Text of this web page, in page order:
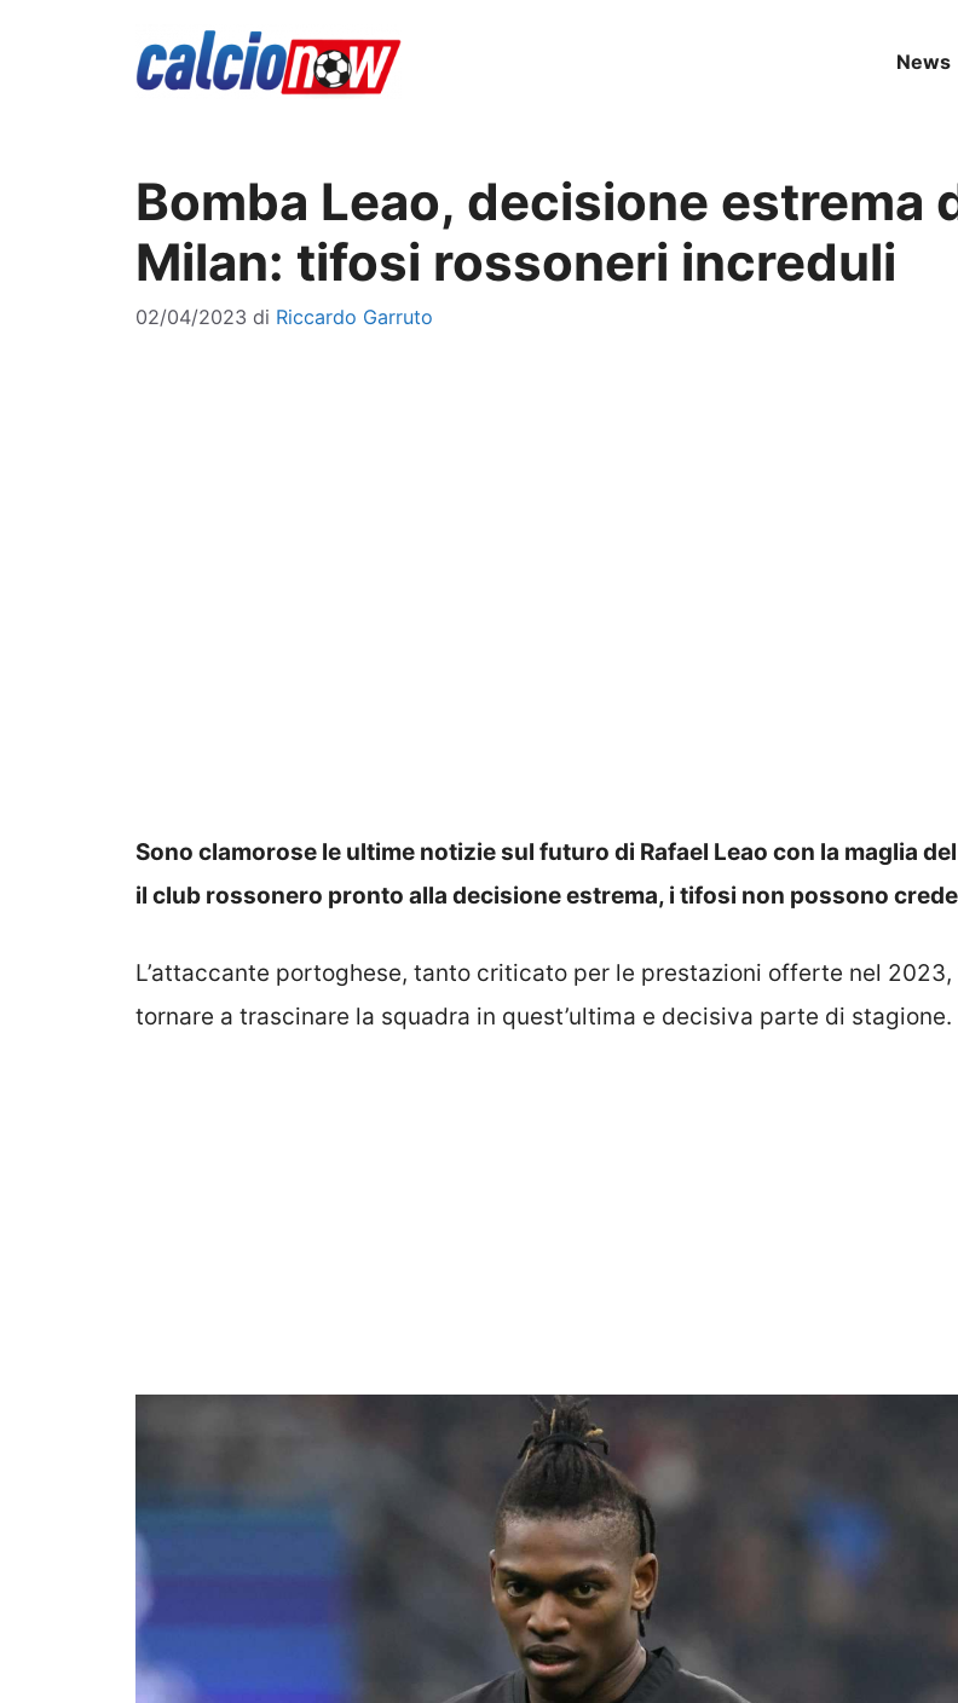
News
Bomba Leao, decisione estrema
Milan: tifosi rossoneri increduli
02/04/2023 di Riccardo Garruto
Sono clamorose le ultime notizie sul futuro di Rafael Leao con la maglia
il club rossonero pronto alla decisione estrema, i tifosi non possono
L’attaccante portoghese, tanto criticato per le prestazioni offerte nel 2023,
tornare a trascinare la squadra in quest’ultima e decisiva parte di stagione.